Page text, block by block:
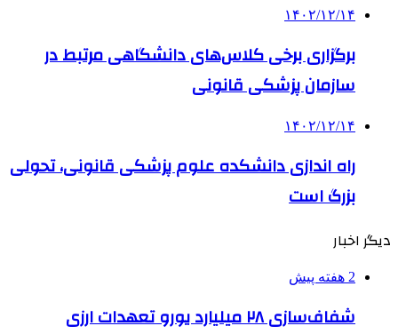
۱۴۰۲/۱۲/۱۴
برگزاری برخی کلاس‌های دانشگاهی مرتبط در
سازمان پزشکی قانونی
۱۴۰۲/۱۲/۱۴
راه اندازی دانشکده علوم پزشکی قانونی، تحولی
بزرگ است
دیگر اخبار
2 هفته پیش
شفاف‌سازی ۲۸ میلیارد یورو تعهدات ارزی